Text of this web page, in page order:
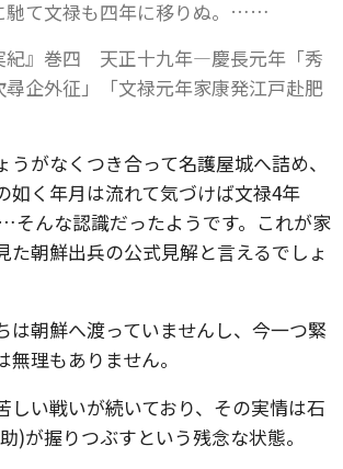
馳て文禄も四年に移りぬ。……
紀』巻四 天正十九年―慶長元年「秀
企外征」「文禄元年家康発江戸赴肥
がなくつき合って名護屋城へ詰め、
如く年月は流れて気づけば文禄4年
そんな認識だったようです。これが家
た朝鮮出兵の公式見解と言えるでしょ
は朝鮮へ渡っていませんし、今一つ緊
理もありません。
しい戦いが続いており、その実情は石
)が握りつぶすという残念な状態。